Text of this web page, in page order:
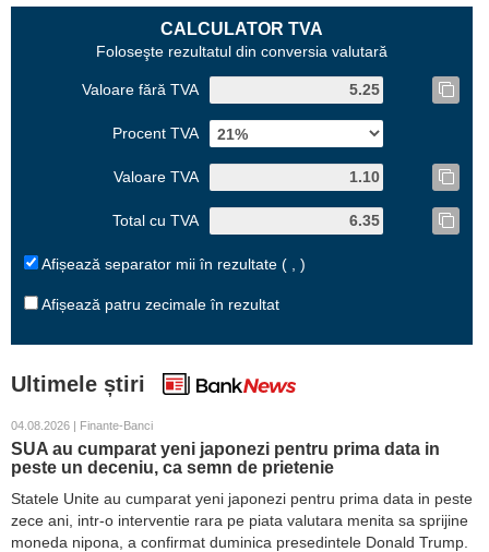
CALCULATOR TVA
Foloseşte rezultatul din conversia valutară
Valoare fără TVA
Procent TVA
Valoare TVA
Total cu TVA
Afișează separator mii în rezultate ( , )
Afișează patru zecimale în rezultat
Ultimele știri
04.08.2026 | Finante-Banci
SUA au cumparat yeni japonezi pentru prima data in
peste un deceniu, ca semn de prietenie
Statele Unite au cumparat yeni japonezi pentru prima data in peste
zece ani, intr-o interventie rara pe piata valutara menita sa sprijine
moneda nipona, a confirmat duminica presedintele Donald Trump.